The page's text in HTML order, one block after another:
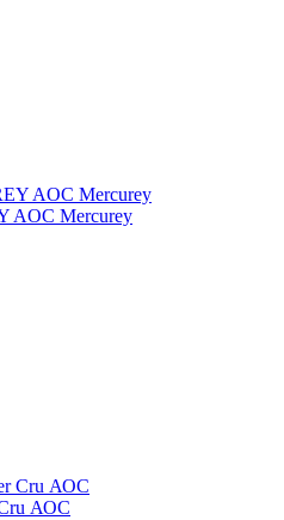
AOC Mercurey
АОС